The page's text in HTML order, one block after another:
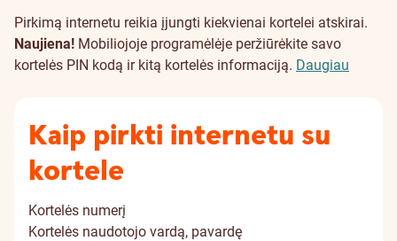
Pirkimą internetu reikia įjungti kiekvienai kortelei atskirai.
Naujiena! Mobiliojoje programėlėje peržiūrėkite savo
kortelės PIN kodą ir kitą kortelės informaciją. Daugiau
Kaip pirkti internetu su
kortele
Kortelės numerį
Kortelės naudotojo vardą, pavardę